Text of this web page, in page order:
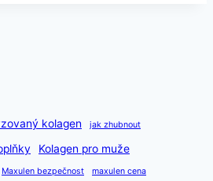
kolagen jak zhubnout
Kolagen pro muže
Maxulen bezpečnost maxulen cena